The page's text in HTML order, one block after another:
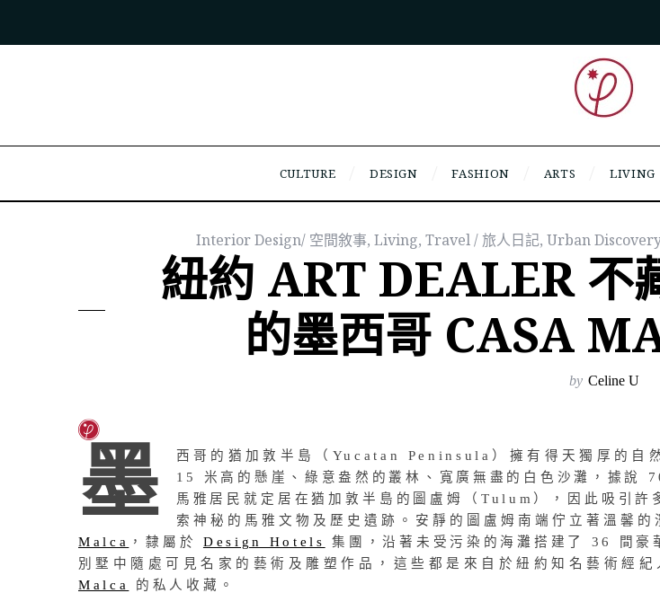
CULTURE DESIGN FASHION ARTS LIVING
Interior Design/ 空間敘事, Living, Travel / 旅人日記, Urban
紐約 ART DEALER
的墨西哥 CASA
by Celine U
墨
西哥的猶加敦半島（Yucatan Peninsula）擁有得天獨厚的自
15 米高的懸崖、綠意盎然的叢林、寬廣無盡的白色沙灘，據說
馬雅居民就定居在猶加敦半島的圖盧姆（Tulum），因此吸引許
索神秘的馬雅文物及歷史遺跡。安靜的圖盧姆南端佇立著溫馨
Malca
，隸屬於 Design Hotels
集團，沿著未受污染的海灘搭建了 36 間豪
別墅中隨處可見名家的藝術及雕塑作品，這些都是來自於紐約知名藝術經
Malca
的私人收藏。